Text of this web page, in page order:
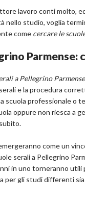
lavoro conti molto,
nello studio, voglia
come cercare le
Parmense:
a Pellegrino
e la procedura
scuola professionale o
oppure non riesca a
come un
serali a Pellegrino
in uno torneranno
per gli studi differenti